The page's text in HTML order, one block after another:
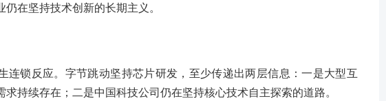
在坚持技术创新的长期主义。
连锁反应。字节跳动坚持芯片研发，至少传递出两层信息：一是大型互
持续存在；二是中国科技公司仍在坚持核心技术自主探索的道路。